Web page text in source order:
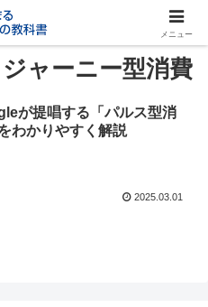
ャーニー型消費
が提唱する「パルス型消
わかりやすく解説
2025.03.01
メニュー